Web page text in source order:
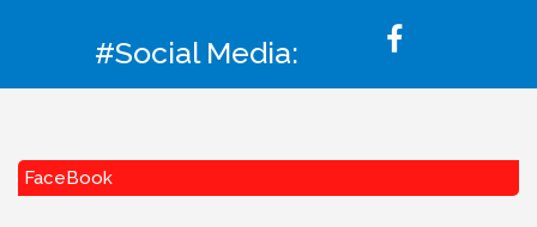
#Social Media:
FaceBook